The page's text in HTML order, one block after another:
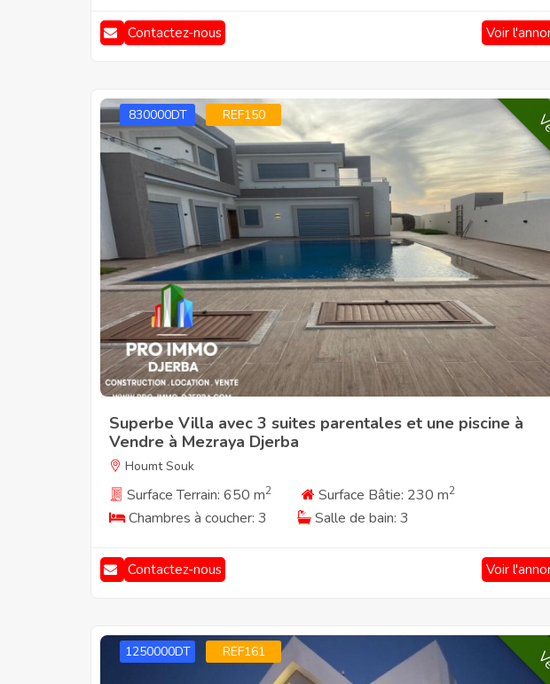
Contactez-nous Voir
830000DT REF150
Superbe Villa avec 3 suites parentales et une piscine à
Vendre à Mezraya Djerba
Houmt Souk
Surface Terrain: 650 m2 Surface Bâtie: 230 m2
Chambres à coucher: 3 Salle de bain: 3
Contactez-nous Voir
1250000DT REF161